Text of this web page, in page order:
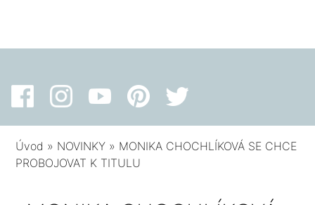
Úvod » NOVINKY » MONIKA CHOCHLÍKOVÁ SE CHCE
PROBOJOVAT K TITULU